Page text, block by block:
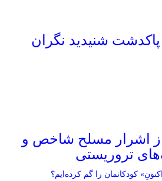
شنیدید نگران
۸ نفر از اشرار مسلح شاخص و
تروریستی